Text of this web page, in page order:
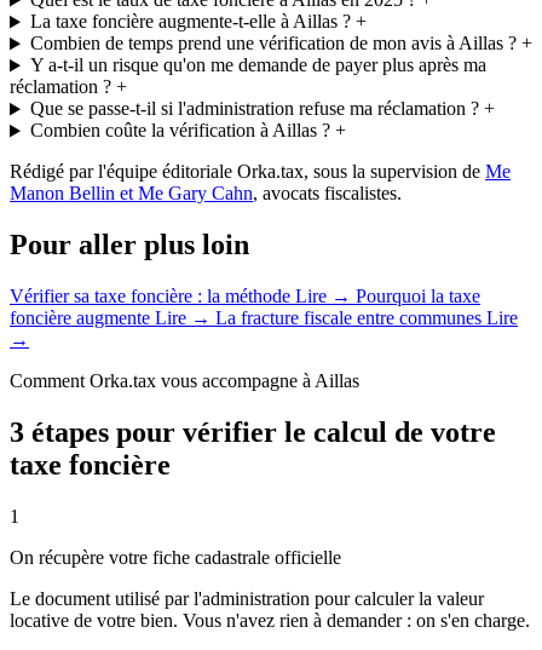
La taxe foncière augmente-t-elle à Aillas ?+
Combien de temps prend une vérification de mon avis à Aillas ?+
Y a-t-il un risque qu'on me demande de payer plus après ma
réclamation ? +
Que se passe-t-il si l'administration refuse ma réclamation ?+
Combien coûte la vérification à Aillas ?+
Rédigé par l'équipe éditoriale Orka.tax, sous la supervision de Me
Manon Bellin et Me Gary Cahn, avocats fiscalistes.
Pour aller plus loin
Vérifier sa taxe foncière : la méthode Lire → Pourquoi la taxe
foncière augmente Lire → La fracture fiscale entre communes Lire
→
Comment Orka.tax vous accompagne à Aillas
3 étapes pour vérifier le calcul de votre
taxe foncière
1
On récupère votre fiche cadastrale officielle
Le document utilisé par l'administration pour calculer la valeur
locative de votre bien. Vous n'avez rien à demander : on s'en charge.